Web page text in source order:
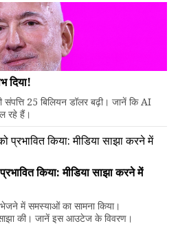
दिया!
25 बिलियन डॉलर बढ़ी। जानें कि AI
रहे हैं।
किया: मीडिया साझा करने में
भेजने में समस्याओं का सामना किया।
की। जानें इस आउटेज के विवरण।